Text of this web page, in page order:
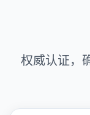
权威认证，